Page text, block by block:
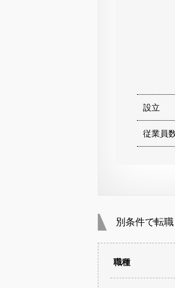
設立
従業員
別条件で転
職種